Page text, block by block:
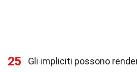
25
Gli impliciti possono